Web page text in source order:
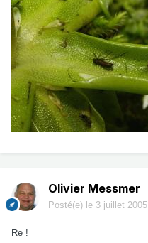
Olivier Messmer
Posté(e) le 3 juillet 2005
Re !